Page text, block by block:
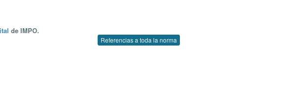
de IMPO.
Referencias a toda la norma